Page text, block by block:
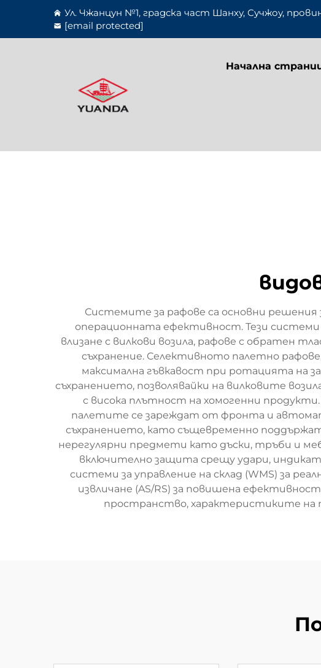
Ул. Чжанцун №1, градска част Шанху, Сучжоу,
[email protected]
Начална
Системите за рафове са основни
операционната ефективност. Тези системи
влизане с вилкови возила, рафове с обратен
съхранение. Селективното палетно
максимална гъвкавост при ротацията на
съхранението, позволявайки на вилковите
с висока плътност на хомогенни
палетите се зареждат от фронта и
съхранението, като същевременно
нерегулярни предмети като дъски, тръби и
включително защита срещу удари,
системи за управление на склад (WMS) за
извличане (AS/RS) за повишена
пространство, характеристиките на